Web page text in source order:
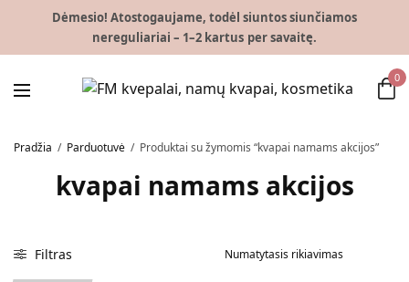
Dėmesio! Atostogaujame, todėl siuntos siunčiamos
nereguliariai – 1–2 kartus per savaitę.
0
Pradžia / Parduotuvė / Produktai su žymomis “kvapai namams akcijos”
kvapai namams akcijos
Filtras